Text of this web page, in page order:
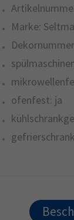
Marke:
ofenfest: ja